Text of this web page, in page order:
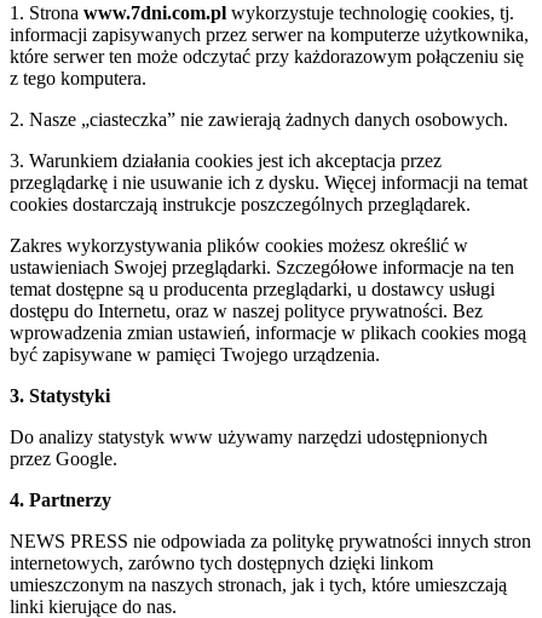
1. Strona www.7dni.com.pl wykorzystuje technologię cookies, tj.
informacji zapisywanych przez serwer na komputerze użytkownika,
które serwer ten może odczytać przy każdorazowym połączeniu się
z tego komputera.
2. Nasze „ciasteczka” nie zawierają żadnych danych osobowych.
3. Warunkiem działania cookies jest ich akceptacja przez
przeglądarkę i nie usuwanie ich z dysku. Więcej informacji na temat
cookies dostarczają instrukcje poszczególnych przeglądarek.
Zakres wykorzystywania plików cookies możesz określić w
ustawieniach Swojej przeglądarki. Szczegółowe informacje na ten
temat dostępne są u producenta przeglądarki, u dostawcy usługi
dostępu do Internetu, oraz w naszej polityce prywatności. Bez
wprowadzenia zmian ustawień, informacje w plikach cookies mogą
być zapisywane w pamięci Twojego urządzenia.
3. Statystyki
Do analizy statystyk www używamy narzędzi udostępnionych
przez Google.
4. Partnerzy
NEWS PRESS nie odpowiada za politykę prywatności innych stron
internetowych, zarówno tych dostępnych dzięki linkom
umieszczonym na naszych stronach, jak i tych, które umieszczają
linki kierujące do nas.